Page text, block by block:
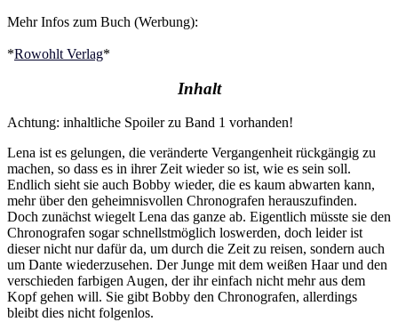
Mehr Infos zum Buch (Werbung):
*Rowohlt Verlag*
Inhalt
Achtung: inhaltliche Spoiler zu Band 1 vorhanden!
Lena ist es gelungen, die veränderte Vergangenheit rückgängig zu
machen, so dass es in ihrer Zeit wieder so ist, wie es sein soll.
Endlich sieht sie auch Bobby wieder, die es kaum abwarten kann,
mehr über den geheimnisvollen Chronografen herauszufinden.
Doch zunächst wiegelt Lena das ganze ab. Eigentlich müsste sie den
Chronografen sogar schnellstmöglich loswerden, doch leider ist
dieser nicht nur dafür da, um durch die Zeit zu reisen, sondern auch
um Dante wiederzusehen. Der Junge mit dem weißen Haar und den
verschieden farbigen Augen, der ihr einfach nicht mehr aus dem
Kopf gehen will. Sie gibt Bobby den Chronografen, allerdings
bleibt dies nicht folgenlos.